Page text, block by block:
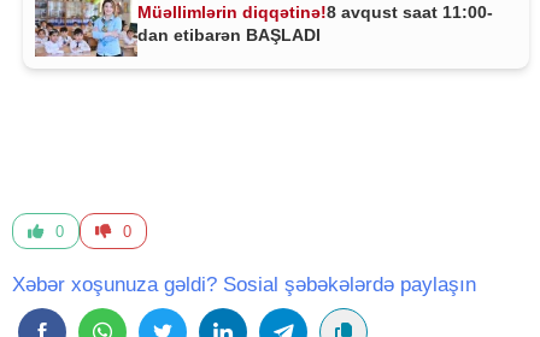
Müəllimlərin diqqətinə!8 avqust saat 11:00-
dan etibarən BAŞLADI
0 0
Xəbər xoşunuza gəldi? Sosial şəbəkələrdə paylaşın